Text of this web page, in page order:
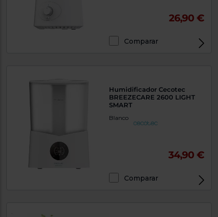
26,90 €
Comparar
Humidificador Cecotec
BREEZECARE 2600 LIGHT
SMART
Blanco
34,90 €
Comparar